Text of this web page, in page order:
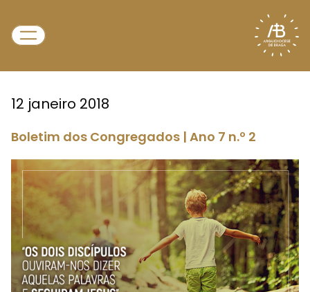
12 janeiro 2018
Boletim dos Congregados | Ano 7 n.º 2